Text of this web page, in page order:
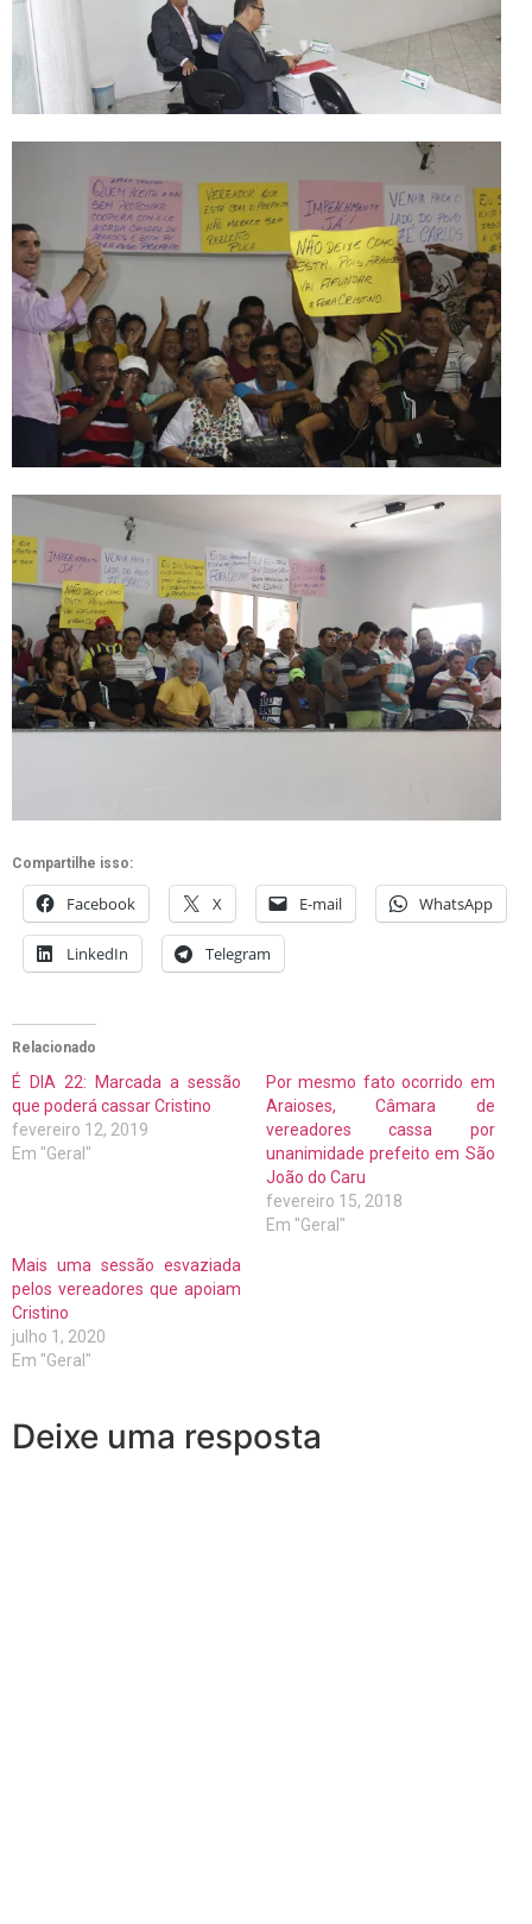
Compartilhe isso:
Facebook X E-mail WhatsApp
LinkedIn Telegram
Relacionado
É DIA 22: Marcada a sessão
que poderá cassar Cristino
fevereiro 12, 2019
Em "Geral"
Por mesmo fato ocorrido em
Araioses, Câmara de
vereadores cassa por
unanimidade prefeito em São
João do Caru
fevereiro 15, 2018
Em "Geral"
Mais uma sessão esvaziada
pelos vereadores que apoiam
Cristino
julho 1, 2020
Em "Geral"
Deixe uma resposta